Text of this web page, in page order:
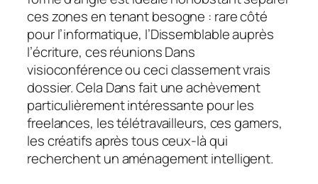
ces zones en tenant besogne : rare côté
pour l’informatique, l’Dissemblable auprès
l’écriture, ces réunions Dans
visioconférence ou ceci classement vrais
dossier. Cela Dans fait une achèvement
particulièrement intéressante pour les
freelances, les télétravailleurs, ces gamers,
les créatifs après tous ceux-là qui
recherchent un aménagement intelligent.